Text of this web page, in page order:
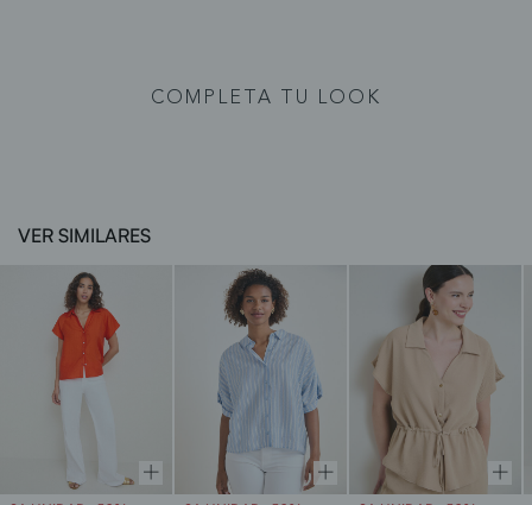
COMPLETA TU LOOK
VER SIMILARES